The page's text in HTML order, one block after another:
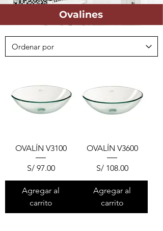
Ovalines
OVALÍN V3100
Precio
S/ 97.00
Agregar al
carrito
OVALÍN V3600
Precio
S/ 108.00
Agregar al
carrito